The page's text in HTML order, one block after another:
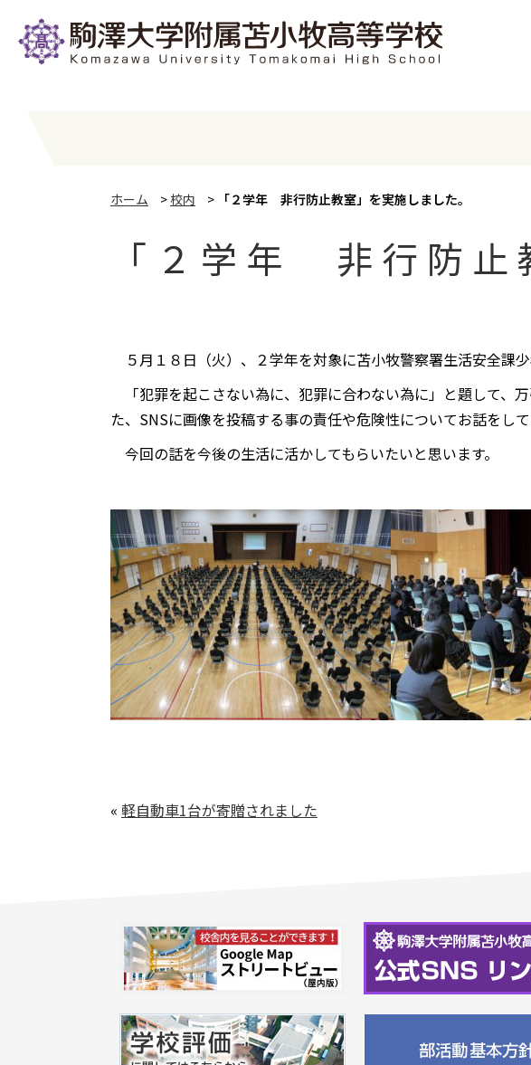
ホーム >校内 > 「２学年 非行防止教室」を実施しました。
「２学年 非行防止
５月１８日（火）、２学年を対象に苫小牧警察署生活安全課
「犯罪を起こさない為に、犯罪に合わない為に」と題して、
た、SNSに画像を投稿する事の責任や危険性についてお話をして
今回の話を今後の生活に活かしてもらいたいと思います。
« 軽自動車1台が寄贈されました